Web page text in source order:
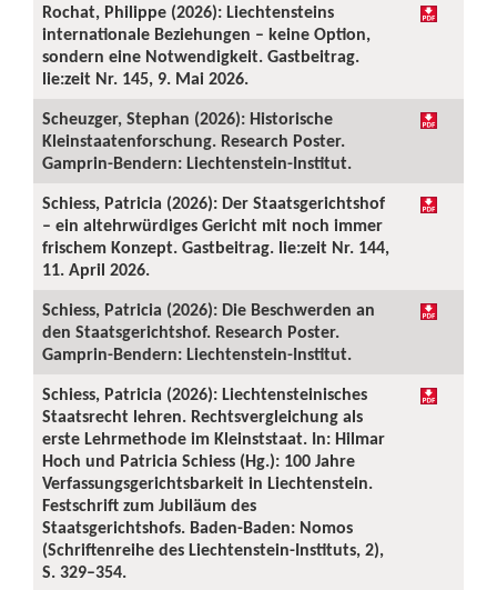
Rochat, Philippe (2026): Liechtensteins
internationale Beziehungen – keine Option,
sondern eine Notwendigkeit. Gastbeitrag.
lie:zeit Nr. 145, 9. Mai 2026.
Scheuzger, Stephan (2026): Historische
Kleinstaatenforschung. Research Poster.
Gamprin-Bendern: Liechtenstein-Institut.
Schiess, Patricia (2026): Der Staatsgerichtshof
– ein altehrwürdiges Gericht mit noch immer
frischem Konzept. Gastbeitrag. lie:zeit Nr. 144,
11. April 2026.
Schiess, Patricia (2026): Die Beschwerden an
den Staatsgerichtshof. Research Poster.
Gamprin-Bendern: Liechtenstein-Institut.
Schiess, Patricia (2026): Liechtensteinisches
Staatsrecht lehren. Rechtsvergleichung als
erste Lehrmethode im Kleinststaat. In: Hilmar
Hoch und Patricia Schiess (Hg.): 100 Jahre
Verfassungsgerichtsbarkeit in Liechtenstein.
Festschrift zum Jubiläum des
Staatsgerichtshofs. Baden-Baden: Nomos
(Schriftenreihe des Liechtenstein-Instituts, 2),
S. 329–354.